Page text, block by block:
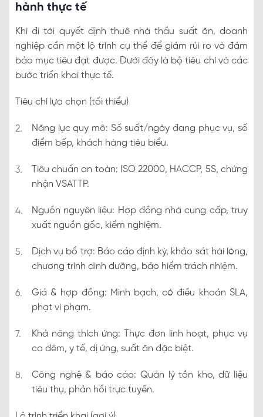
hành thực tế
Khi đi tới quyết định thuê nhà thầu suất ăn, doanh
nghiệp cần một lộ trình cụ thể để giảm rủi ro và đảm
bảo mục tiêu đạt được. Dưới đây là bộ tiêu chí và các
bước triển khai thực tế.
Tiêu chí lựa chọn (tối thiểu)
Năng lực quy mô: Số suất/ngày đang phục vụ, số
điểm bếp, khách hàng tiêu biểu.
Tiêu chuẩn an toàn: ISO 22000, HACCP, 5S, chứng
nhận VSATTP.
Nguồn nguyên liệu: Hợp đồng nhà cung cấp, truy
xuất nguồn gốc, kiểm nghiệm.
Dịch vụ bổ trợ: Báo cáo định kỳ, khảo sát hài lòng,
chương trình dinh dưỡng, bảo hiểm trách nhiệm.
Giá & hợp đồng: Minh bạch, có điều khoản SLA,
phạt vi phạm.
Khả năng thích ứng: Thực đơn linh hoạt, phục vụ
ca đêm, y tế, dị ứng, suất ăn đặc biệt.
Công nghệ & báo cáo: Quản lý tồn kho, dữ liệu
tiêu thụ, phản hồi trực tuyến.